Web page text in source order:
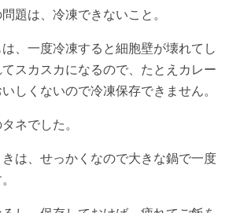
題は、冷凍できないこと。
、一度冷凍すると細胞壁が壊れてし
スカスカになるので、たとえカレー
しくないので冷凍保存できません。
ネでした。
は、せっかくなので大きな鍋で一度